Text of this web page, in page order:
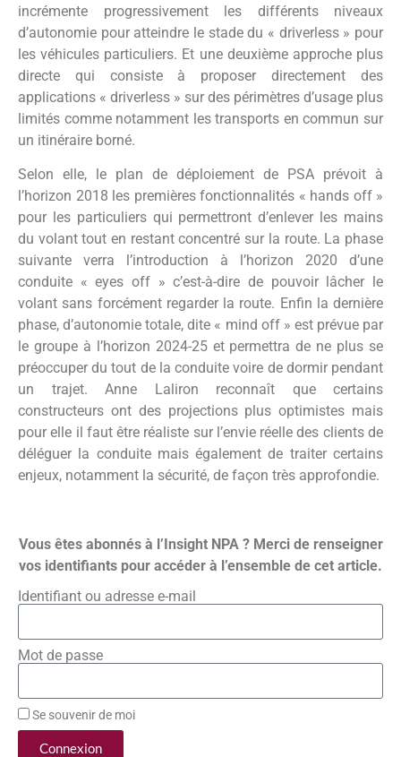
incrémente progressivement les différents niveaux
d’autonomie pour atteindre le stade du « driverless » pour
les véhicules particuliers. Et une deuxième approche plus
directe qui consiste à proposer directement des
applications « driverless » sur des périmètres d’usage plus
limités comme notamment les transports en commun sur
un itinéraire borné.
Selon elle, le plan de déploiement de PSA prévoit à
l’horizon 2018 les premières fonctionnalités « hands off »
pour les particuliers qui permettront d’enlever les mains
du volant tout en restant concentré sur la route. La phase
suivante verra l’introduction à l’horizon 2020 d’une
conduite « eyes off » c’est-à-dire de pouvoir lâcher le
volant sans forcément regarder la route. Enfin la dernière
phase, d’autonomie totale, dite « mind off » est prévue par
le groupe à l’horizon 2024-25 et permettra de ne plus se
préoccuper du tout de la conduite voire de dormir pendant
un trajet. Anne Laliron reconnaît que certains
constructeurs ont des projections plus optimistes mais
pour elle il faut être réaliste sur l’envie réelle des clients de
déléguer la conduite mais également de traiter certains
enjeux, notamment la sécurité, de façon très approfondie.
Vous êtes abonnés à l’Insight NPA ? Merci de renseigner
vos identifiants pour accéder à l’ensemble de cet article.
Identifiant ou adresse e-mail
Mot de passe
Se souvenir de moi
Connexion